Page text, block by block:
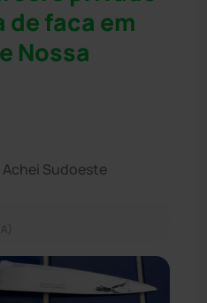
de faca em
Nossa
Sudoeste